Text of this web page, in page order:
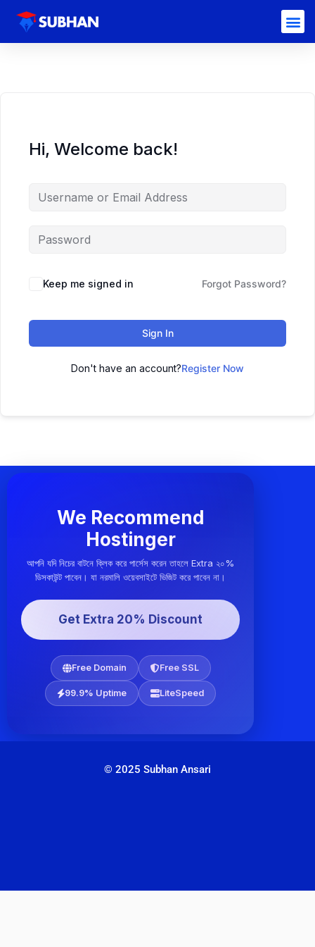
Hi, Welcome back!
Keep me signed in Forgot Password?
Sign In
Don't have an account?Register Now
We Recommend
Hostinger
আপনি যদি নিচের বাটনে ক্লিক করে পার্সেস করেন তাহলে Extra ২০%
ডিসকাউন্ট পাবেন। যা নরমালি ওয়েবসাইটে ভিজিট করে পাবেন না।
Get Extra 20% Discount
Free Domain Free SSL
99.9% Uptime LiteSpeed
© 2025 Subhan Ansari